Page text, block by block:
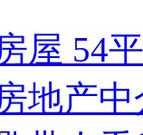
屋 54
地产